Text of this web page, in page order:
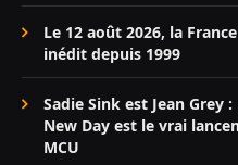
Le 12 août 2026, la
inédit depuis 1999
Sadie Sink est Jean Grey
New Day est le vrai
MCU